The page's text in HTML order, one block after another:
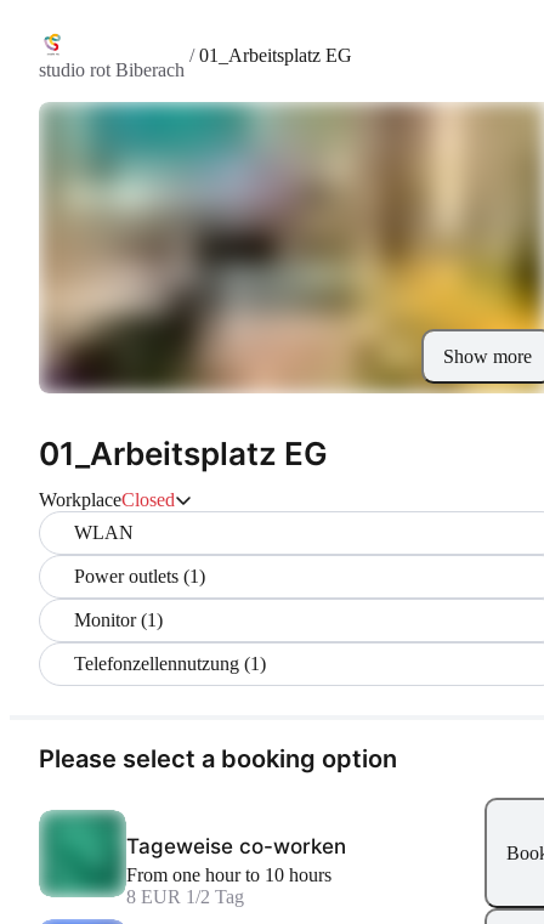
studio rot Biberach
/01_Arbeitsplatz EG
Show more
01_Arbeitsplatz EG
WorkplaceClosed
WLAN
Power outlets (1)
Monitor (1)
Telefonzellennutzung (1)
Please select a booking option
Tageweise co-worken
From one hour to 10 hours
8 EUR 1/2 Tag